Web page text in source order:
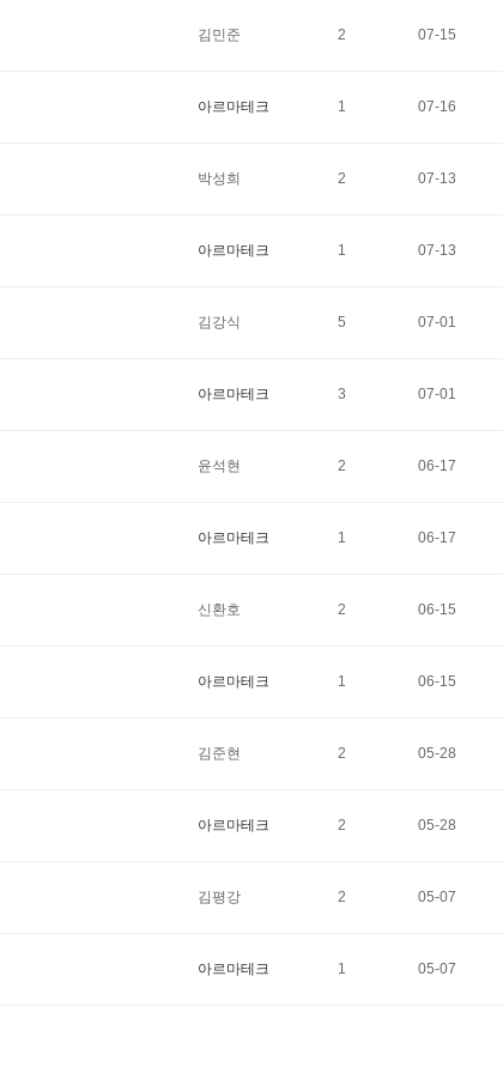
김민준 2 07-15
아르마테크 1 07-16
박성희 2 07-13
아르마테크 1 07-13
김강식 5 07-01
아르마테크 3 07-01
윤석현 2 06-17
아르마테크 1 06-17
신환호 2 06-15
아르마테크 1 06-15
김준현 2 05-28
아르마테크 2 05-28
김평강 2 05-07
아르마테크 1 05-07